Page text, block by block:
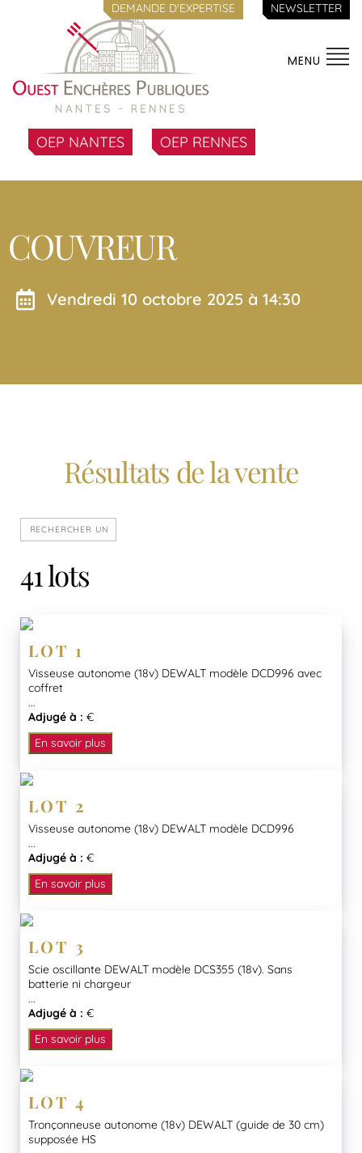
DEMANDE D'EXPERTISE NEWSLETTER
MENU
OEP NANTES OEP RENNES
COUVREUR
vendredi 10 octobre 2025 à 14:30
Résultats de la vente
41 lots
LOT 1
Visseuse autonome (18v) DEWALT modèle DCD996 avec
coffret
...
Adjugé à : €
En savoir plus
LOT 2
Visseuse autonome (18v) DEWALT modèle DCD996
...
Adjugé à : €
En savoir plus
LOT 3
Scie oscillante DEWALT modèle DCS355 (18v). Sans
batterie ni chargeur
...
Adjugé à : €
En savoir plus
LOT 4
Tronçonneuse autonome (18v) DEWALT (guide de 30 cm)
supposée HS